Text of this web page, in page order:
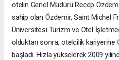
otelin Genel Müdürü Recep
sahip olan Özdemir, Saint Michel
Üniversitesi Turizm ve Otel
olduktan sonra, otelcilik kariyerine
başladı. Hızla yükselerek 2009